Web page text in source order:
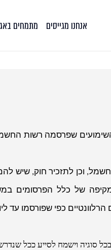
אנחנו מגייסים מתמחים
שפרסמה רשות
וכן לתזכיר חוק, שיש
מקיפה של כלל הפרסומים
כפי שפורסמו עד ליום 17 בדצמבר
סוגיה וישמח לסייע ככל